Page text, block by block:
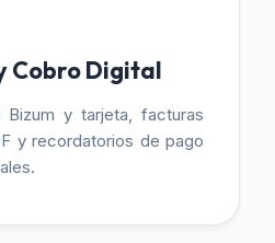
Cobro Digital
Bizum y tarjeta, facturas
y recordatorios de pago